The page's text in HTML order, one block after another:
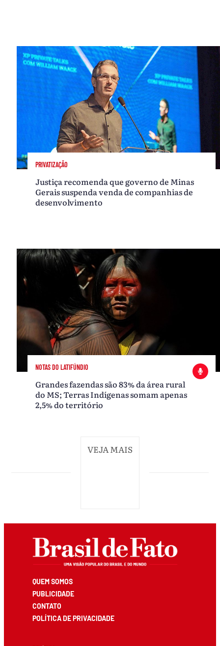
PRIVATIZAÇÃO
Justiça recomenda que governo de Minas
Gerais suspenda venda de companhias de
desenvolvimento
NOTAS DO LATIFÚNDIO
Grandes fazendas são 83% da área rural
do MS; Terras Indígenas somam apenas
2,5% do território
VEJA MAIS
QUEM SOMOS
PUBLICIDADE
CONTATO
POLÍTICA DE PRIVACIDADE